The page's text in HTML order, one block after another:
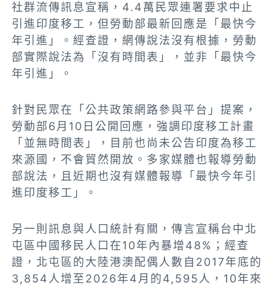
社群流傳訊息宣稱，4.4萬民眾連署要求中止
引進印度移工，但勞動部最新回應是「最快今
年引進」。經查證，網傳說法沒有根據，勞動
部實際說法為「沒有時間表」，並非「最快今
年引進」。
針對民眾在「公共政策網路參與平台」提案，
勞動部6月10日公開回應，強調印度移工計畫
「並無時間表」，目前也尚未公告印度為移工
來源國，不會貿然開放。多家媒體也報導勞動
部說法，且近期也沒有媒體報導「最快今年引
進印度移工」。
另一則訊息與人口統計有關，傳言宣稱台中北
屯區中國移民人口在10年內暴增48%；經查
證，北屯區的大陸港澳配偶人數自2017年底的
3,854人增至2026年4月的4,595人，10年來